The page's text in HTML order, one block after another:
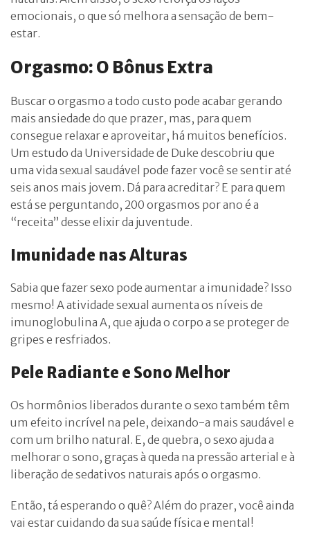
emocionais, o que só melhora a sensação de bem-
estar.
Orgasmo: O Bônus Extra
Buscar o orgasmo a todo custo pode acabar gerando
mais ansiedade do que prazer, mas, para quem
consegue relaxar e aproveitar, há muitos benefícios.
Um estudo da Universidade de Duke descobriu que
uma vida sexual saudável pode fazer você se sentir até
seis anos mais jovem. Dá para acreditar? E para quem
está se perguntando, 200 orgasmos por ano é a
“receita” desse elixir da juventude.
Imunidade nas Alturas
Sabia que fazer sexo pode aumentar a imunidade? Isso
mesmo! A atividade sexual aumenta os níveis de
imunoglobulina A, que ajuda o corpo a se proteger de
gripes e resfriados.
Pele Radiante e Sono Melhor
Os hormônios liberados durante o sexo também têm
um efeito incrível na pele, deixando-a mais saudável e
com um brilho natural. E, de quebra, o sexo ajuda a
melhorar o sono, graças à queda na pressão arterial e à
liberação de sedativos naturais após o orgasmo.
Então, tá esperando o quê? Além do prazer, você ainda
vai estar cuidando da sua saúde física e mental!